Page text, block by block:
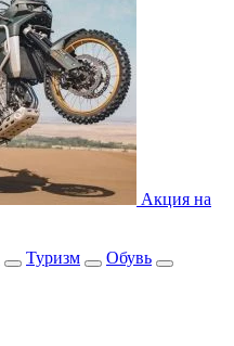
Акция на
Туризм
Обувь